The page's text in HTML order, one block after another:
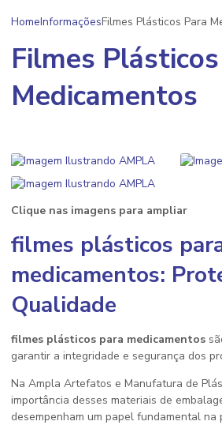
HomeInformaçõesFilmes Plásticos Para
Filmes
Medicamentos
Clique nas imagens para ampliar
filmes plásticos
medicamentos:
Qualidade
filmes plásticos para medicamentos
garantir a integridade e segurança dos
Na Ampla Artefatos e Manufatura de
importância desses materiais de
desempenham um papel fundamental na